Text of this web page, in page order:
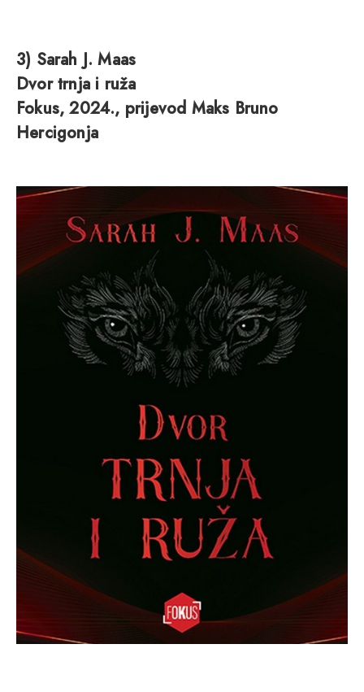
3) Sarah J. Maas
Dvor trnja i ruža
Fokus, 2024., prijevod Maks Bruno
Hercigonja